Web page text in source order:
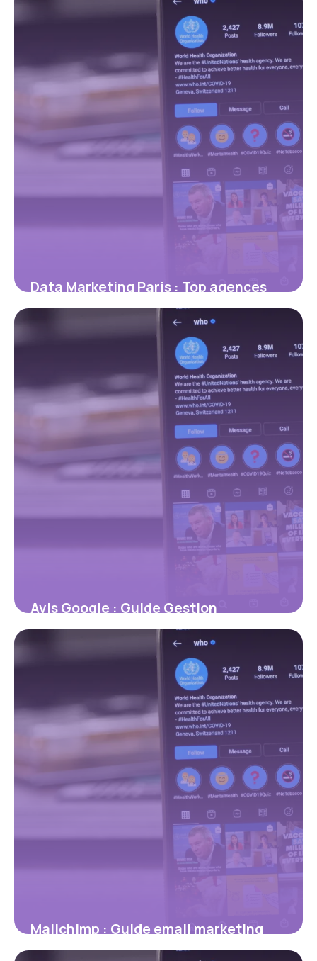
Data Marketing Paris : Top agences
2026
Avis Google : Guide Gestion
Réputation 2026
Mailchimp : Guide email marketing
prix 2026